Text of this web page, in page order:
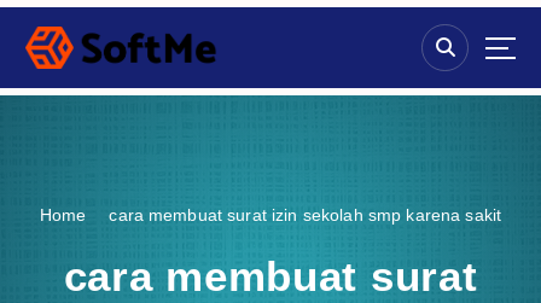
S
p
Home cara membuat surat izin sekolah smp karena sakit
cara membuat surat